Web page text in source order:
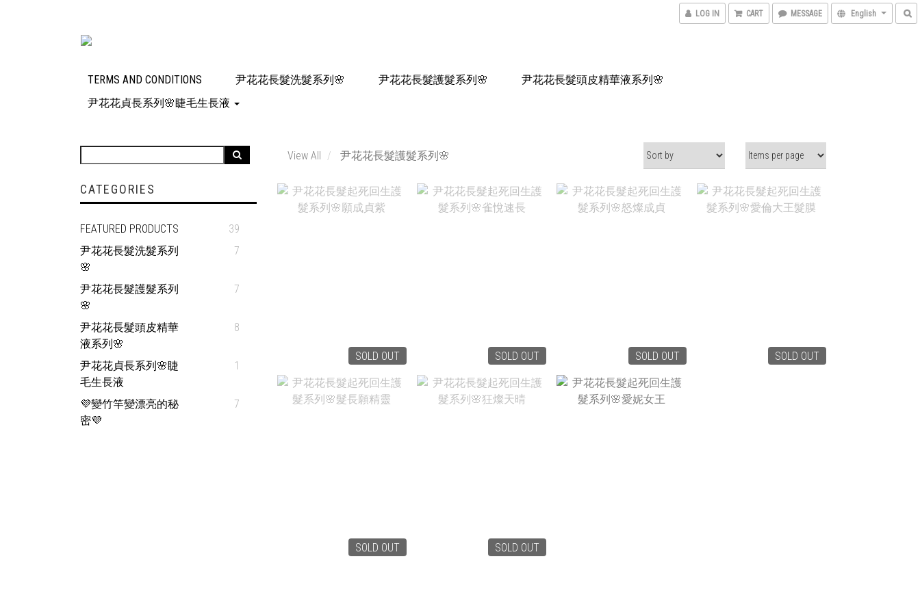
LOG IN CART MESSAGE English
TERMS AND CONDITIONS 尹花花長髮洗髮系列🌸 尹花花長髮護髮系列🌸
尹花花長髮頭皮精華液系列🌸
尹花花貞長系列🌸睫毛生長液
CATEGORIES
FEATURED PRODUCTS
39
尹花花長髮洗髮系列
🌸
7
尹花花長髮護髮系列
🌸
7
尹花花長髮頭皮精華
液系列🌸
8
尹花花貞長系列🌸睫
毛生長液
1
💜變竹竿變漂亮的秘
密💜
7
View All 尹花花長髮護髮系列🌸
SOLD OUT SOLD OUT SOLD OUT SOLD OUT
SOLD OUT SOLD OUT